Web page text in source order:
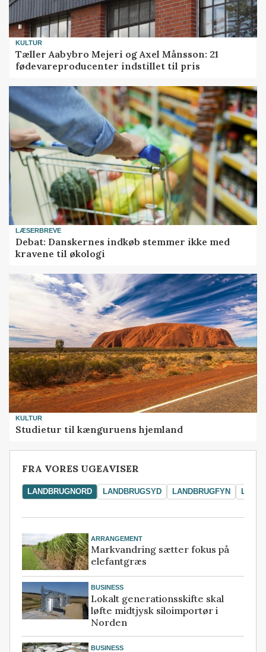
KULTUR
Tæller Aabybro Mejeri og Axel Månsson: 21
fødevareproducenter indstillet til pris
LÆSERBREVE
Debat: Danskernes indkøb stemmer ikke med
kravene til økologi
KULTUR
Studietur til kænguruens hjemland
FRA VORES UGEAVISER
LANDBRUGNORD LANDBRUGSYD LANDBRUGFYN
ARRANGEMENT
Markvandring sætter fokus på
elefantgræs
BUSINESS
Lokalt generationsskifte skal
løfte midtjysk siloimportør i
Norden
BUSINESS